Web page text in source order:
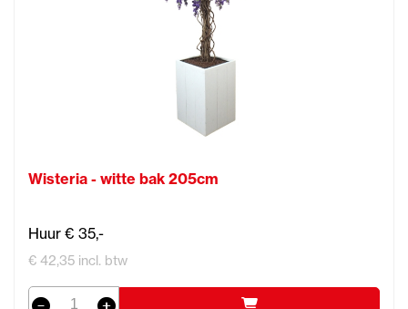
Wisteria - witte bak 205cm
Huur € 35,-
€ 42,35 incl. btw